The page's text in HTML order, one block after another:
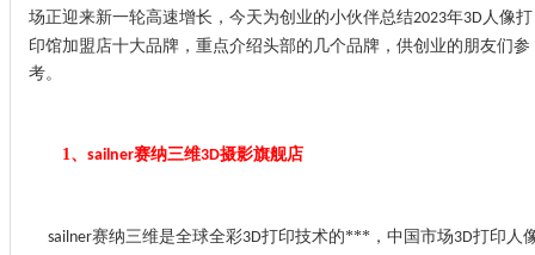
场正迎来新一轮高速增长，今天为创业的小伙伴总结2023年3D 人像打
印馆加盟店十大品牌，重点介绍头部的几个品牌，供创业的朋友们参
考。
1、 sailner赛纳三维3D摄影旗舰店
sailner赛纳三维是全球全彩3D打印技术的***，中国市场3D打印人